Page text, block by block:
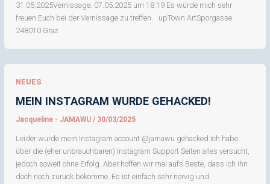
31.05.2025Vernissage: 07.05.2025 um 18:19 Es würde mich sehr
freuen Euch bei der Vernissage zu treffen. upTown ArtSporgasse
248010 Graz
NEUES
MEIN INSTAGRAM WURDE GEHACKED!
Jacqueline - JAMAWU/ 30/03/2025
Leider wurde mein Instagram account @jamawu gehacked.Ich habe
über die (eher unbrauchbaren) Instagram Support Seiten alles versucht,
jedoch soweit ohne Erfolg. Aber hoffen wir mal aufs Beste, dass ich ihn
doch noch zurück bekomme. Es ist einfach sehr nervig und